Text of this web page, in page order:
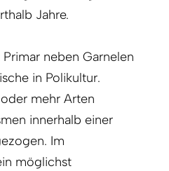
Jahre.
neben Garnelen
in Polikultur.
mehr Arten
innerhalb einer
Im
möglichst